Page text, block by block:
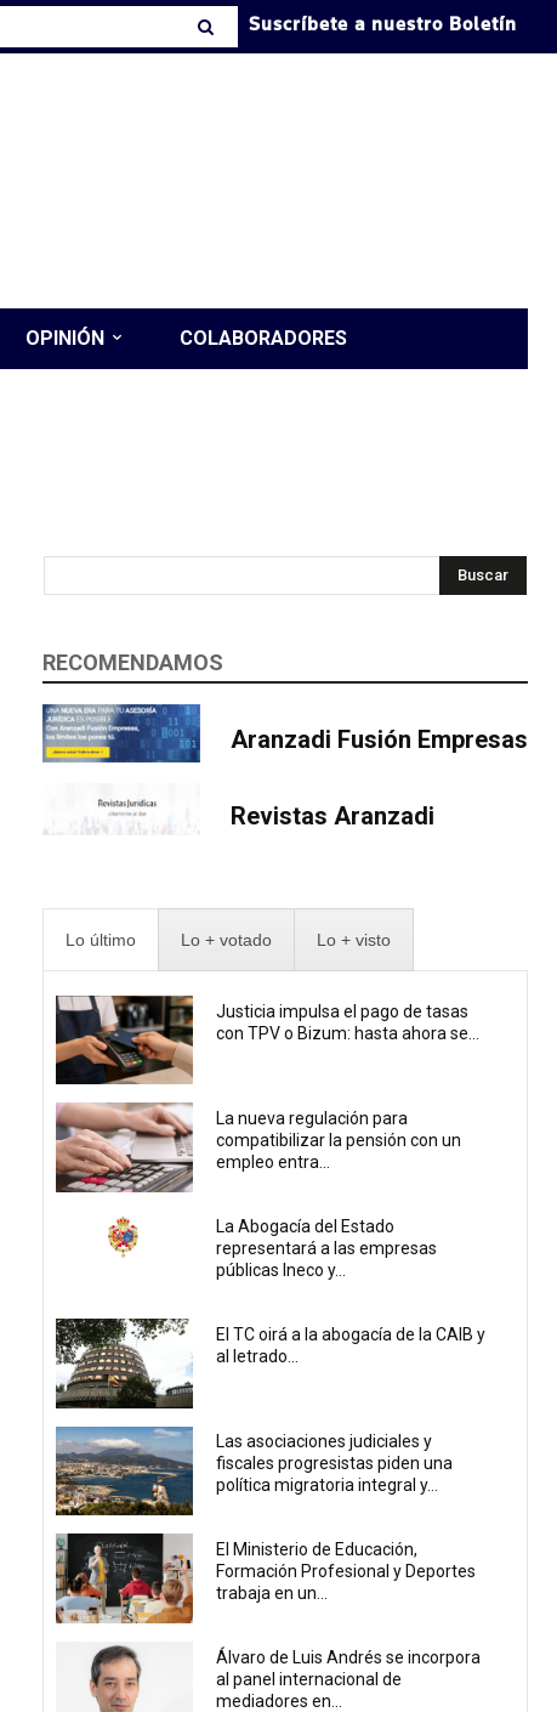
Suscríbete a nuestro Boletín
OPINIÓN COLABORADORES
Buscar
RECOMENDAMOS
Aranzadi Fusión Empresas
Revistas Aranzadi
Lo último Lo + votado Lo + visto
Justicia impulsa el pago de tasas
con TPV o Bizum: hasta ahora se...
La nueva regulación para
compatibilizar la pensión con un
empleo entra...
La Abogacía del Estado
representará a las empresas
públicas Ineco y...
El TC oirá a la abogacía de la CAIB y
al letrado...
Las asociaciones judiciales y
fiscales progresistas piden una
política migratoria integral y...
El Ministerio de Educación,
Formación Profesional y Deportes
trabaja en un...
Álvaro de Luis Andrés se incorpora
al panel internacional de
mediadores en...